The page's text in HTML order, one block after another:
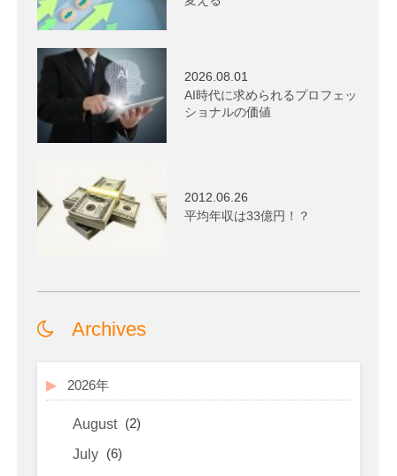
2026.08.01
AI時代に求められるプロフェッ
ショナルの価値
2012.06.26
平均年収は33億円！？
Archives
2026年
August (2)
July (6)